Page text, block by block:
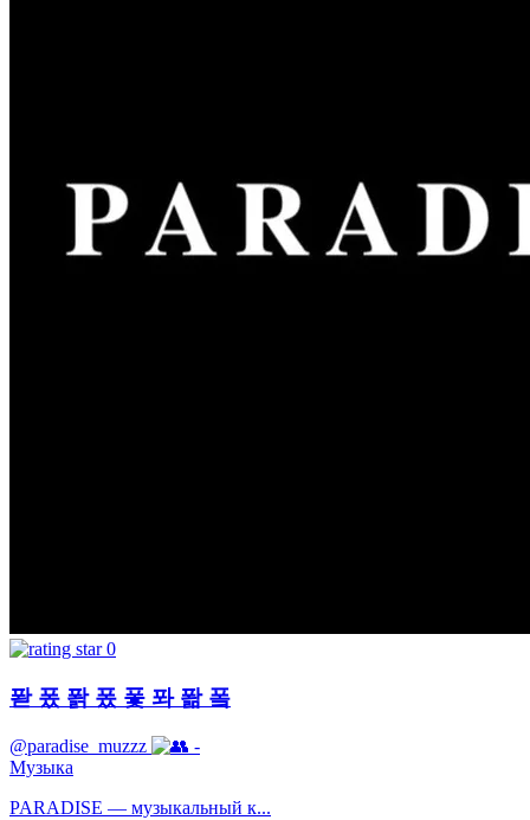
0
퐏 퐀 퐑 퐀 퐃 퐈 퐒 퐄
@paradise_muzzz
-
Музыка
PARADISE — музыкальный к...